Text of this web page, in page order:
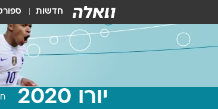
חדשות
יורו 2020